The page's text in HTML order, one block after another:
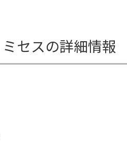
セスの詳細情報